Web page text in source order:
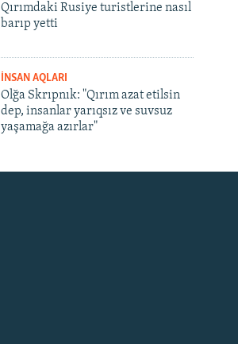
Qırımdaki Rusiye turistlerine nasıl
barıp yetti
İNSAN AQLARI
Olğa Skrıpnık: "Qırım azat etilsin
dep, insanlar yarıqsız ve suvsuz
yaşamağa azırlar"